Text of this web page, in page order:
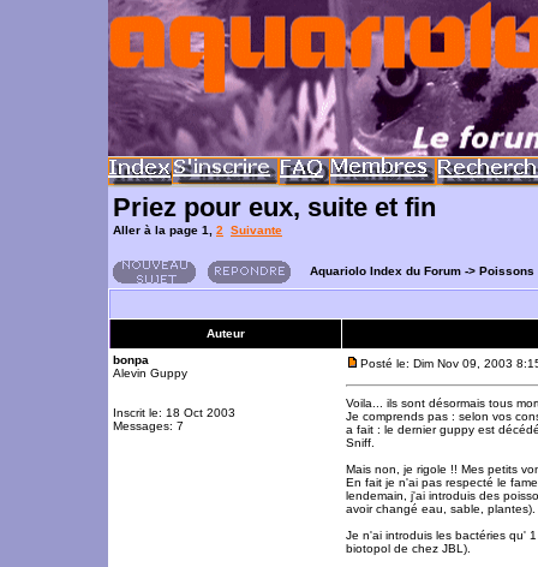
Priez pour eux, suite et fin
Aller à la page 1 2 Suivante
Aquariolo Index du Forum -> Poissons
Auteur
bonpa
Alevin Guppy
Inscrit le: 18 Oct 2003
Messages: 7
Posté le: Dim Nov 09, 2003
Voila... ils sont désormais tous
Je comprends pas : selon vos
a fait : le dernier guppy est
Sniff.
Mais non, je rigole !! Mes petits
En fait je n'ai pas respecté le
lendemain, j'ai introduis des
avoir changé eau, sable, plantes).
Je n'ai introduis les bactéries qu'
biotopol de chez JBL).